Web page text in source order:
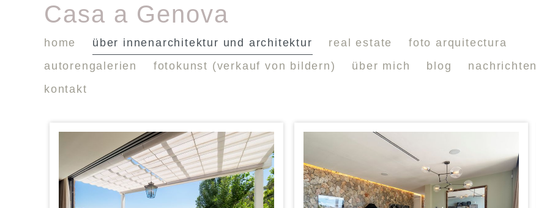
Casa a Genova
home über innenarchitektur und architektur real estate
foto arquitectura
autorengalerien
fotokunst (verkauf von bildern) über mich blog
nachrichten
kontakt